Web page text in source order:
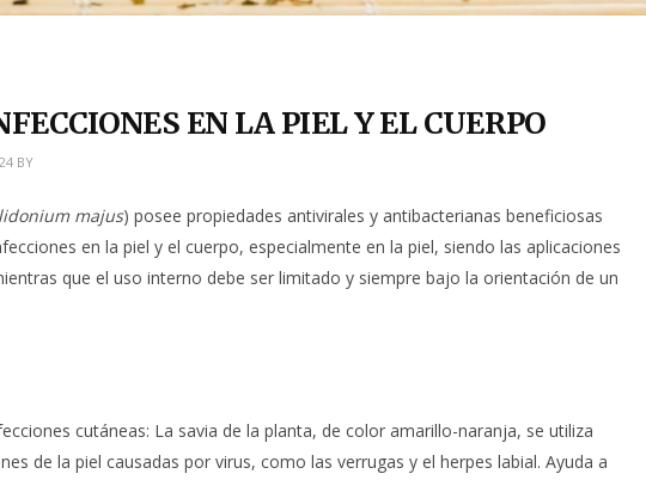
EN LA PIEL Y EL CUERPO
BY
majus) posee propiedades antivirales y antibacterianas beneficiosas
en la piel y el cuerpo, especialmente en la piel, siendo las aplicaciones
que el uso interno debe ser limitado y siempre bajo la orientación de un
cutáneas: La savia de la planta, de color amarillo-naranja, se utiliza
de la piel causadas por virus, como las verrugas y el herpes labial. Ayuda a